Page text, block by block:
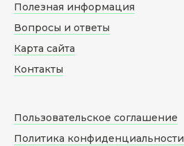
Полезная информация
Вопросы и ответы
Карта сайта
Контакты
Пользовательское соглашение
Политика конфиденциальности